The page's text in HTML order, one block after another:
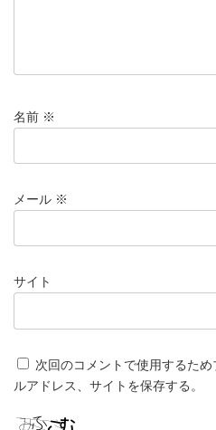
名前 ※
メール ※
サイト
次回のコメントで使用するた
ルアドレス、サイトを保存する。